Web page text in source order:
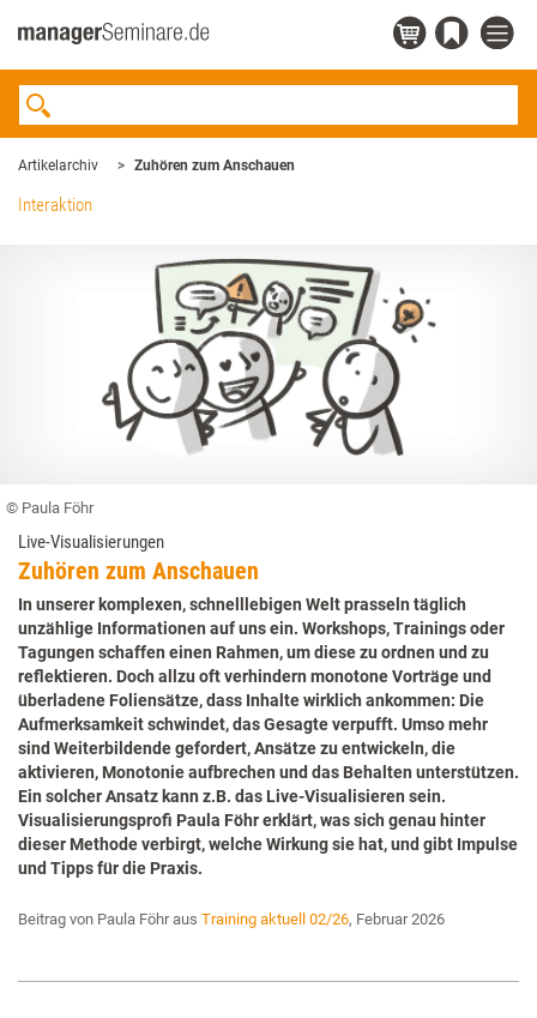
Artikelarchiv Zuhören zum Anschauen
Interaktion
© Paula Föhr
Live-Visualisierungen
Zuhören zum Anschauen
In unserer komplexen, schnelllebigen Welt prasseln täglich
unzählige Informationen auf uns ein. Workshops, Trainings oder
Tagungen schaffen einen Rahmen, um diese zu ordnen und zu
reflektieren. Doch allzu oft verhindern monotone Vorträge und
überladene Foliensätze, dass Inhalte wirklich ankommen: Die
Aufmerksamkeit schwindet, das Gesagte verpufft. Umso mehr
sind Weiterbildende gefordert, Ansätze zu entwickeln, die
aktivieren, Monotonie aufbrechen und das Behalten unterstützen.
Ein solcher Ansatz kann z.B. das Live-Visualisieren sein.
Visualisierungsprofi Paula Föhr erklärt, was sich genau hinter
dieser Methode verbirgt, welche Wirkung sie hat, und gibt Impulse
und Tipps für die Praxis.
Beitrag von Paula Föhr aus Training aktuell 02/26, Februar 2026